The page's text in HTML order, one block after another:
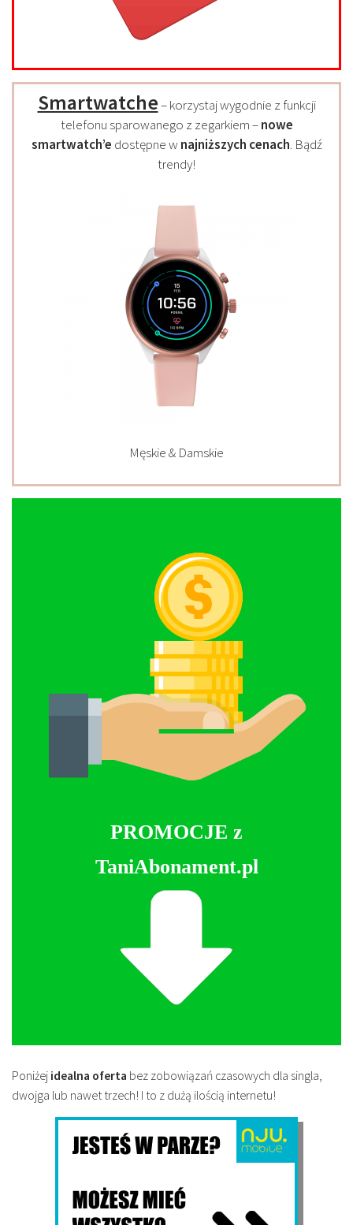
Smartwatche– korzystaj wygodnie z funkcji
telefonu sparowanego z zegarkiem –nowe
smartwatch’e dostępne w najniższych cenach. Bądź
trendy!
Męskie & Damskie
PROMOCJE z
TaniAbonament.pl
Poniżej idealna oferta bez zobowiązań czasowych dla singla,
dwojga lub nawet trzech! I to z dużą ilością internetu!